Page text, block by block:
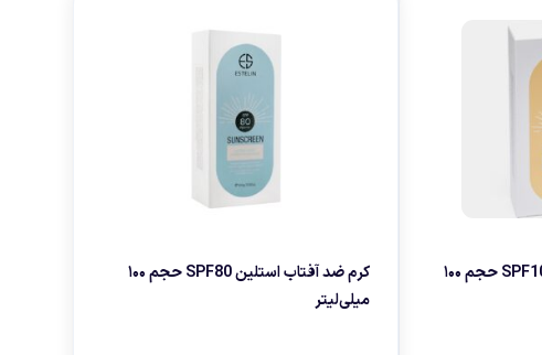
لوازم هدیه و تزئینی
کرم ضد آفتاب استلین SPF100 حجم ۱۰۰
کرم ضد آفتاب استلین SPF80 حجم ۱۰۰
میلی‌لیتر